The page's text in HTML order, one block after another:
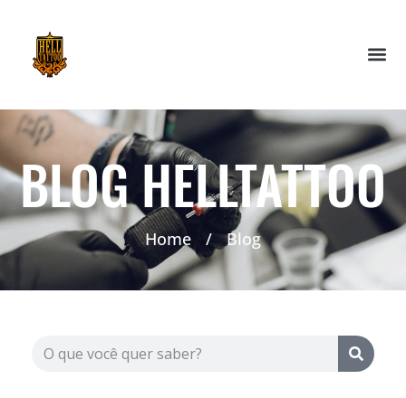
BLOG HELLTATTOO
Home / Blog